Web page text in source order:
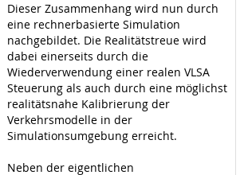
Dieser Zusammenhang wird nun durch
eine rechnerbasierte Simulation
nachgebildet. Die Realitätstreue wird
dabei einerseits durch die
Wiederverwendung einer realen VLSA
Steuerung als auch durch eine möglichst
realitätsnahe Kalibrierung der
Verkehrsmodelle in der
Simulationsumgebung erreicht.
Neben der eigentlichen